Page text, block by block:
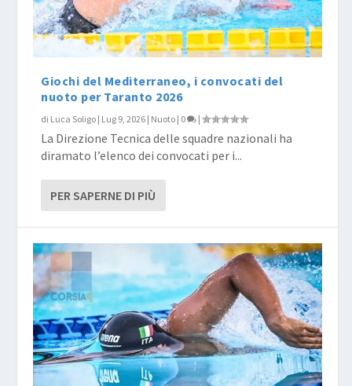
Giochi del Mediterraneo, i convocati del
nuoto per Taranto 2026
di Luca Soligo | Lug 9, 2026 | Nuoto | 0 |
La Direzione Tecnica delle squadre nazionali ha
diramato l’elenco dei convocati per i...
PER SAPERNE DI PIÙ